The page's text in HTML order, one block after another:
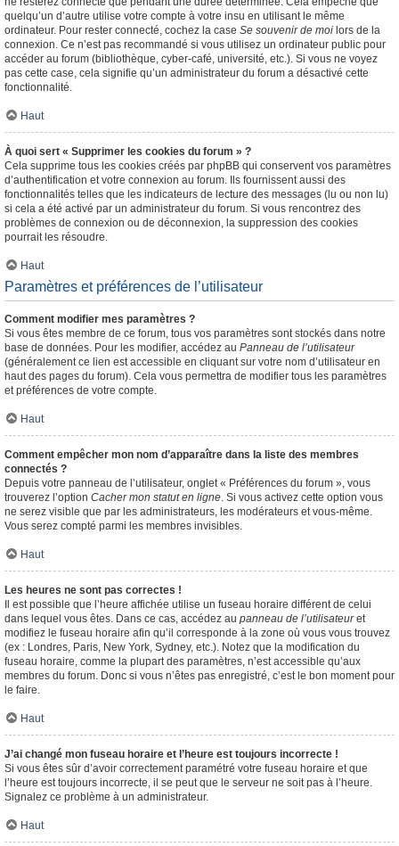
quelqu’un d’autre utilise votre compte à votre insu en utilisant le même
ordinateur. Pour rester connecté, cochez la case Se souvenir de moi lors de la
connexion. Ce n’est pas recommandé si vous utilisez un ordinateur public pour
accéder au forum (bibliothèque, cyber-café, université, etc.). Si vous ne voyez
pas cette case, cela signifie qu’un administrateur du forum a désactivé cette
fonctionnalité.
Haut
À quoi sert « Supprimer les cookies du forum » ?
Cela supprime tous les cookies créés par phpBB qui conservent vos paramètres
d’authentification et votre connexion au forum. Ils fournissent aussi des
fonctionnalités telles que les indicateurs de lecture des messages (lu ou non lu)
si cela a été activé par un administrateur du forum. Si vous rencontrez des
problèmes de connexion ou de déconnexion, la suppression des cookies
pourrait les résoudre.
Haut
Paramètres et préférences de l’utilisateur
Comment modifier mes paramètres ?
Si vous êtes membre de ce forum, tous vos paramètres sont stockés dans notre
base de données. Pour les modifier, accédez au Panneau de l’utilisateur
(généralement ce lien est accessible en cliquant sur votre nom d’utilisateur en
haut des pages du forum). Cela vous permettra de modifier tous les paramètres
et préférences de votre compte.
Haut
Comment empêcher mon nom d’apparaître dans la liste des membres
connectés ?
Depuis votre panneau de l’utilisateur, onglet « Préférences du forum », vous
trouverez l’option Cacher mon statut en ligne. Si vous activez cette option vous
ne serez visible que par les administrateurs, les modérateurs et vous-même.
Vous serez compté parmi les membres invisibles.
Haut
Les heures ne sont pas correctes !
Il est possible que l’heure affichée utilise un fuseau horaire différent de celui
dans lequel vous êtes. Dans ce cas, accédez au panneau de l’utilisateuret
modifiez le fuseau horaire afin qu’il corresponde à la zone où vous vous trouvez
(ex : Londres, Paris, New York, Sydney, etc.). Notez que la modification du
fuseau horaire, comme la plupart des paramètres, n’est accessible qu’aux
membres du forum. Donc si vous n’êtes pas enregistré, c’est le bon moment pour
le faire.
Haut
J’ai changé mon fuseau horaire et l’heure est toujours incorrecte !
Si vous êtes sûr d’avoir correctement paramétré votre fuseau horaire et que
l’heure est toujours incorrecte, il se peut que le serveur ne soit pas à l’heure.
Signalez ce problème à un administrateur.
Haut